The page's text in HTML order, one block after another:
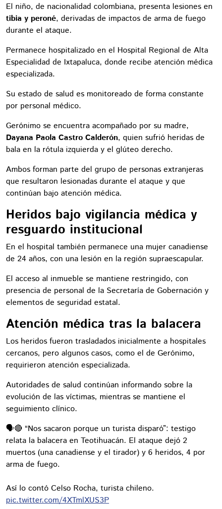
El niño, de nacionalidad colombiana, presenta lesiones en
tibia y peroné, derivadas de impactos de arma de fuego
durante el ataque.
Permanece hospitalizado en el Hospital Regional de Alta
Especialidad de Ixtapaluca, donde recibe atención médica
especializada.
Su estado de salud es monitoreado de forma constante
por personal médico.
Gerónimo se encuentra acompañado por su madre,
Dayana Paola Castro Calderón, quien sufrió heridas de
bala en la rótula izquierda y el glúteo derecho.
Ambos forman parte del grupo de personas extranjeras
que resultaron lesionadas durante el ataque y que
continúan bajo atención médica.
Heridos bajo vigilancia médica y
resguardo institucional
En el hospital también permanece una mujer canadiense
de 24 años, con una lesión en la región supraescapular.
El acceso al inmueble se mantiene restringido, con
presencia de personal de la Secretaría de Gobernación y
elementos de seguridad estatal.
Atención médica tras la balacera
Los heridos fueron trasladados inicialmente a hospitales
cercanos, pero algunos casos, como el de Gerónimo,
requirieron atención especializada.
Autoridades de salud continúan informando sobre la
evolución de las víctimas, mientras se mantiene el
seguimiento clínico.
🗣️🔴 “Nos sacaron porque un turista disparó”: testigo
relata la balacera en Teotihuacán. El ataque dejó 2
muertos (una canadiense y el tirador) y 6 heridos, 4 por
arma de fuego.
Así lo contó Celso Rocha, turista chileno.
pic.twitter.com/4XTmlXUS3P